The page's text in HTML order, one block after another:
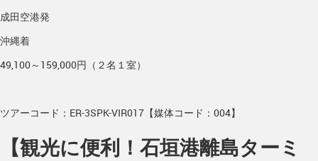
成田空港発
沖縄着
49,100～159,000円（２名１室）
ツアーコード：ER-3SPK-VIR017【媒体コード：004】
【観光に便利！石垣港離島ターミ